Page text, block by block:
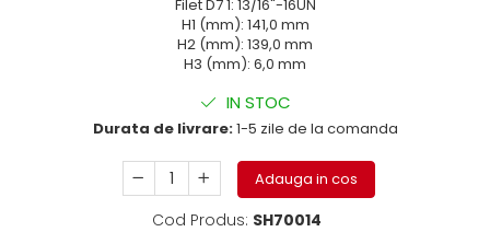
Motoare electrice si pompe
Cilindru hidraulic si burduf
Filet D7 1: 13/16"-16UN
H1 (mm): 141,0 mm
H2 (mm): 139,0 mm
H3 (mm): 6,0 mm
IN STOC
Durata de livrare:1-5 zile de la comanda
Adauga in cos
Cod Produs: SH70014